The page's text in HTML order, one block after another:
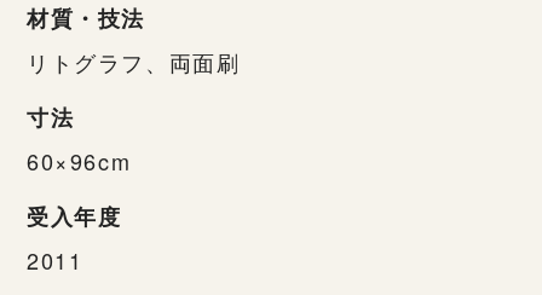
材質・技法
リトグラフ、両面刷
寸法
60×96cm
受入年度
2011